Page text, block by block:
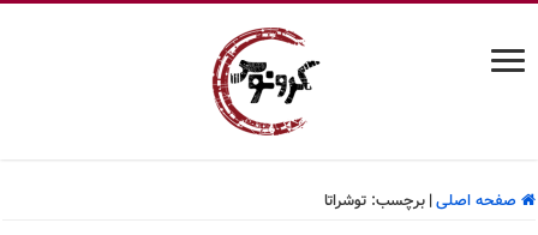
صفحه اصلی| برچسب:توشراتا